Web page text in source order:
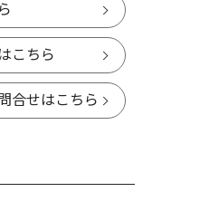
こちら
合せはこちら